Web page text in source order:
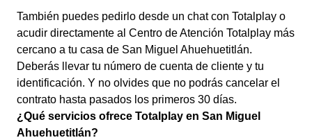
También puedes pedirlo desde un chat con Totalplay o
acudir directamente al Centro de Atención Totalplay más
cercano a tu casa de San Miguel Ahuehuetitlán.
Deberás llevar tu número de cuenta de cliente y tu
identificación. Y no olvides que no podrás cancelar el
contrato hasta pasados los primeros 30 días.
¿Qué servicios ofrece Totalplay en San Miguel
Ahuehuetitlán?